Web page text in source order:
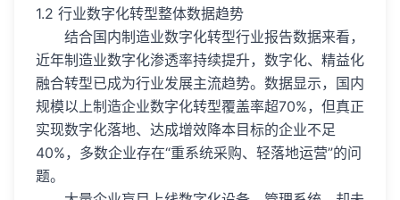
1.2 行业数字化转型整体数据趋势
结合国内制造业数字化转型行业报告数据来看，
近年制造业数字化渗透率持续提升，数字化、精益化
融合转型已成为行业发展主流趋势。数据显示，国内
规模以上制造企业数字化转型覆盖率超70%，但真正
实现数字化落地、达成增效降本目标的企业不足
40%，多数企业存在“重系统采购、轻落地运营”的问
题。